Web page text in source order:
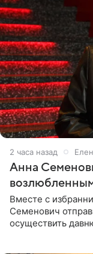
2 часа назад
Анна
Вместе с
Семенович
осуществить